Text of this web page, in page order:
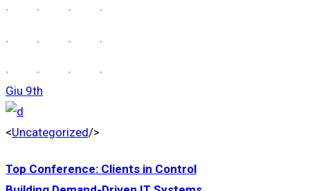
Giu 9th
<Uncategorized/>
Top Conference: Clients in Control